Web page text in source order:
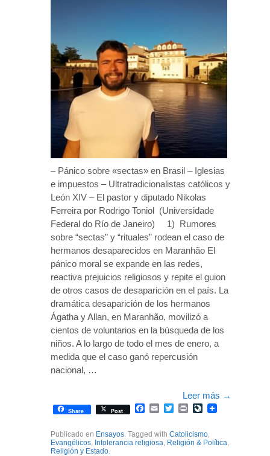
– Pánico sobre «sectas» en Brasil – Iglesias
e impuestos – Ultratradicionalistas católicos y
León XIV – El pastor y diputado Nikolas
Ferreira por Rodrigo Toniol (Universidade
Federal do Río de Janeiro) 1) Rumores
sobre “sectas” y “rituales” rodean el caso de
hermanos desaparecidos en Maranhão El
pánico moral se expande en las redes,
reactiva prejuicios religiosos y repite el guion
de otros casos de desaparición en el país. La
dramática desaparición de los hermanos
Ágatha y Allan, en Maranhão, movilizó a
cientos de voluntarios en la búsqueda de los
niños. A lo largo de todo el mes de enero, a
medida que el caso ganó repercusión
nacional, …
Leer más →
Share Post Facebook
EmailTwitterPrintLiveJournal
Publicado en Ensayos . Tagged with Catolicismo
Evangélicos Intolerancia religiosa Religión & Política
Religión y Estado